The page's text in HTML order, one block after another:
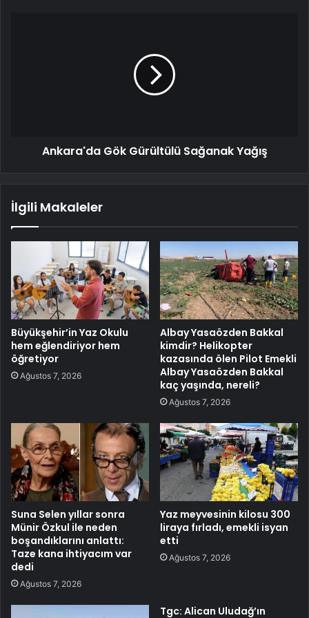
Ankara'da Gök Gürültülü Sağanak Yağış
İlgili Makaleler
Büyükşehir’in Yaz Okulu
hem eğlendiriyor hem
öğretiyor
Ağustos 7, 2026
Albay Yasaözden Bakkal
kimdir? Helikopter
kazasında ölen Pilot Emekli
Albay Yasaözden Bakkal
kaç yaşında, nereli?
Ağustos 7, 2026
Suna Selen yıllar sonra
Münir Özkul ile neden
boşandıklarını anlattı:
Taze kana ihtiyacım var
dedi
Ağustos 7, 2026
Yaz meyvesinin kilosu 300
liraya fırladı, emekli isyan
etti
Ağustos 7, 2026
Tgc: Alican Uludağ’ın